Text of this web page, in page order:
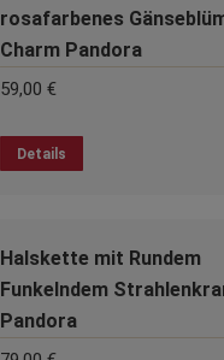
rosafarbenes
Charm Pandora
59,00 €
Details
Halskette mit Rundem
Funkelndem
Pandora